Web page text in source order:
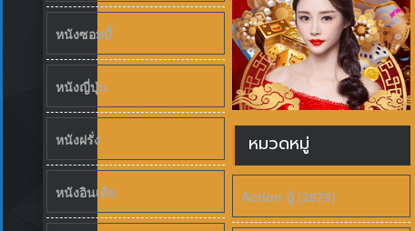
หนังซอมบี้
หนังญี่ปุ่น
หนังฝรั่ง
หนังอินเดีย
หมวดหมู่
Action บู้ (2679)